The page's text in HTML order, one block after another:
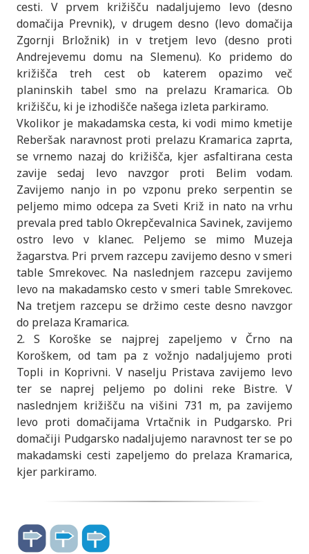
cesti. V prvem križišču nadaljujemo levo (desno
domačija Prevnik), v drugem desno (levo domačija
Zgornji Brložnik) in v tretjem levo (desno proti
Andrejevemu domu na Slemenu). Ko pridemo do
križišča treh cest ob katerem opazimo več
planinskih tabel smo na prelazu Kramarica. Ob
križišču, ki je izhodišče našega izleta parkiramo.
Vkolikor je makadamska cesta, ki vodi mimo kmetije
Reberšak naravnost proti prelazu Kramarica zaprta,
se vrnemo nazaj do križišča, kjer asfaltirana cesta
zavije sedaj levo navzgor proti Belim vodam.
Zavijemo nanjo in po vzponu preko serpentin se
peljemo mimo odcepa za Sveti Križ in nato na vrhu
prevala pred tablo Okrepčevalnica Savinek, zavijemo
ostro levo v klanec. Peljemo se mimo Muzeja
žagarstva. Pri prvem razcepu zavijemo desno v smeri
table Smrekovec. Na naslednjem razcepu zavijemo
levo na makadamsko cesto v smeri table Smrekovec.
Na tretjem razcepu se držimo ceste desno navzgor
do prelaza Kramarica.
2. S Koroške se najprej zapeljemo v Črno na
Koroškem, od tam pa z vožnjo nadaljujemo proti
Topli in Koprivni. V naselju Pristava zavijemo levo
ter se naprej peljemo po dolini reke Bistre. V
naslednjem križišču na višini 731 m, pa zavijemo
levo proti domačijama Vrtačnik in Pudgarsko. Pri
domačiji Pudgarsko nadaljujemo naravnost ter se po
makadamski cesti zapeljemo do prelaza Kramarica,
kjer parkiramo.